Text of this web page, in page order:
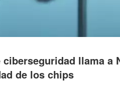
llama a
de los chips